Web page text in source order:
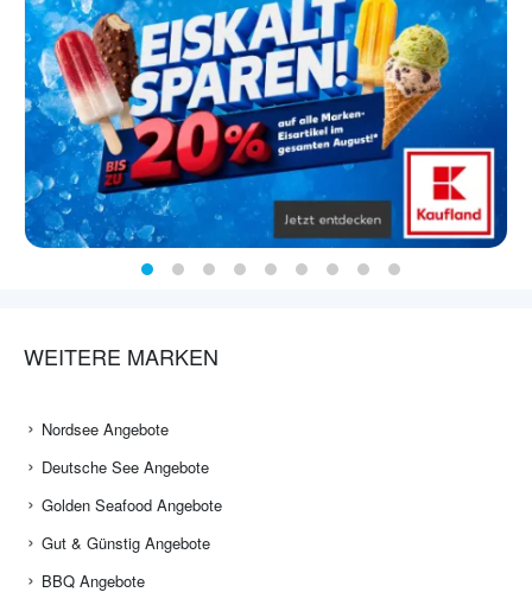
WEITERE MARKEN
Nordsee Angebote
Deutsche See Angebote
Golden Seafood Angebote
Gut & Günstig Angebote
BBQ Angebote